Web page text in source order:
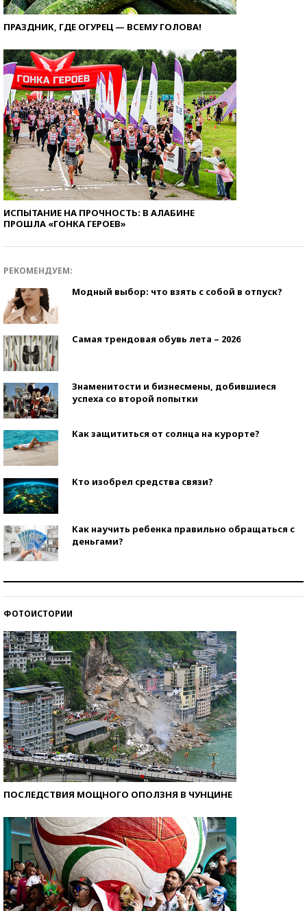
ПРАЗДНИК, ГДЕ ОГУРЕЦ — ВСЕМУ ГОЛОВА!
ИСПЫТАНИЕ НА ПРОЧНОСТЬ: В АЛАБИНЕ
ПРОШЛА «ГОНКА ГЕРОЕВ»
РЕКОМЕНДУЕМ:
Модный выбор: что взять с собой в отпуск?
Самая трендовая обувь лета – 2026
Знаменитости и бизнесмены, добившиеся
успеха со второй попытки
Как защититься от солнца на курорте?
Кто изобрел средства связи?
Как научить ребенка правильно обращаться с
деньгами?
ФОТОИСТОРИИ
ПОСЛЕДСТВИЯ МОЩНОГО ОПОЛЗНЯ В ЧУНЦИНЕ